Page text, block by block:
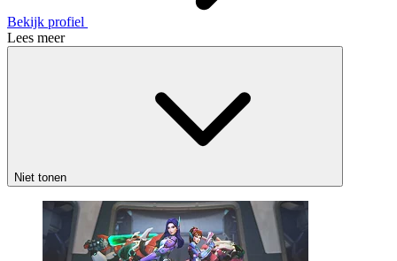
Bekijk profiel
Lees meer
Niet tonen